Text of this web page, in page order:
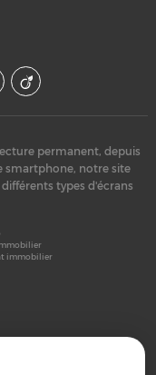
permanent, depuis
smartphone, notre site
types d'écrans
immobilier